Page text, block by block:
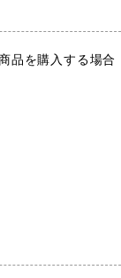
品を購入する場合